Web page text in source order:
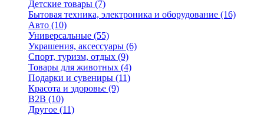
Детские товары (7)
Бытовая техника, электроника и оборудование (16)
Авто (10)
Универсальные (55)
Украшения, аксессуары (6)
Спорт, туризм, отдых (9)
Товары для животных (4)
Подарки и сувениры (11)
Красота и здоровье (9)
B2B (10)
Другое (11)